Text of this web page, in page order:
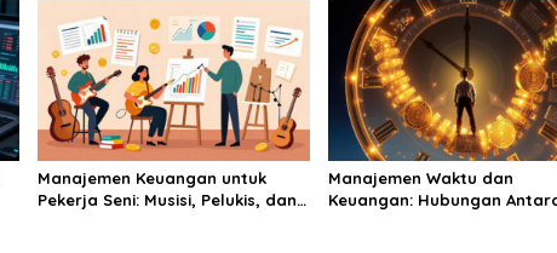
Manajemen Keuangan untuk
Pekerja Seni: Musisi, Pelukis, dan
Manajemen Waktu dan
Keuangan: Hubungan